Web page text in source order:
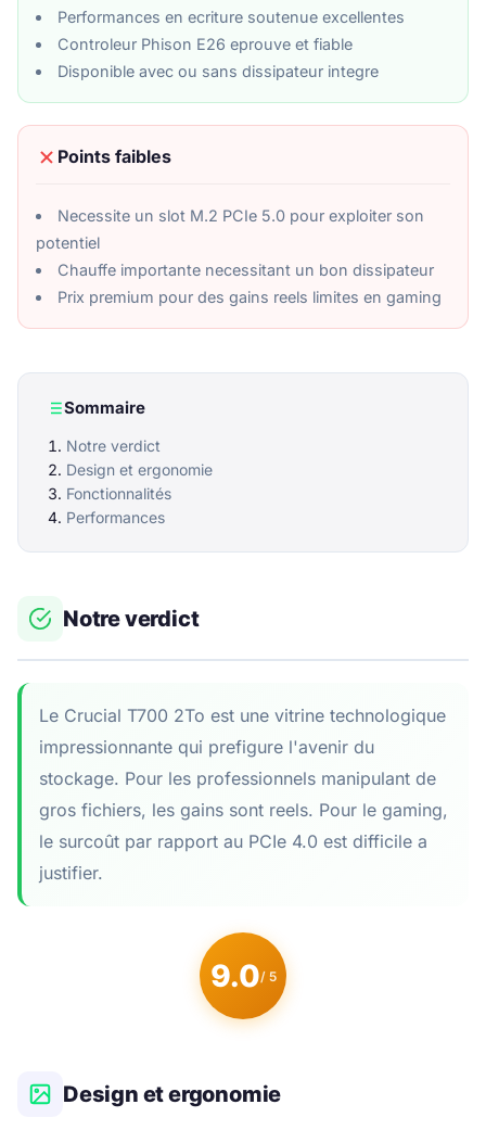
Performances en ecriture soutenue excellentes
Controleur Phison E26 eprouve et fiable
Disponible avec ou sans dissipateur integre
Points faibles
Necessite un slot M.2 PCIe 5.0 pour exploiter son
potentiel
Chauffe importante necessitant un bon dissipateur
Prix premium pour des gains reels limites en gaming
Sommaire
Notre verdict
Design et ergonomie
Fonctionnalités
Performances
Notre verdict
Le Crucial T700 2To est une vitrine technologique
impressionnante qui prefigure l'avenir du
stockage. Pour les professionnels manipulant de
gros fichiers, les gains sont reels. Pour le gaming,
le surcoût par rapport au PCIe 4.0 est difficile a
justifier.
9.0/ 5
Design et ergonomie